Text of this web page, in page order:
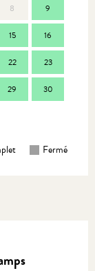
8 9
15 16
22 23
29 30
Fermé